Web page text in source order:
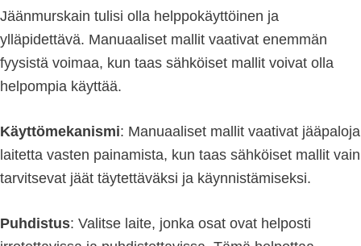
Jäänmurskain tulisi olla helppokäyttöinen ja
ylläpidettävä. Manuaaliset mallit vaativat enemmän
fyysistä voimaa, kun taas sähköiset mallit voivat olla
helpompia käyttää.
Käyttömekanismi: Manuaaliset mallit vaativat jääpaloja
laitetta vasten painamista, kun taas sähköiset mallit vain
tarvitsevat jäät täytettäväksi ja käynnistämiseksi.
Puhdistus: Valitse laite, jonka osat ovat helposti